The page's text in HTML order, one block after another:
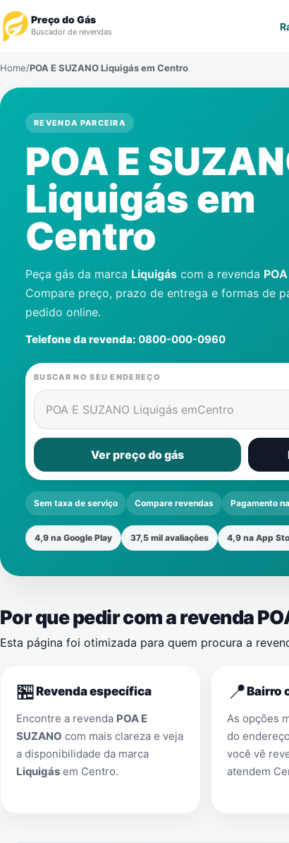
Preço do Gás
Buscador de revendas
Revendedor
Notícias
Cadastre-se
Gás
Home/POA E SUZANO Liquigás em Centro
REVENDA PARCEIRA
POA E
Liquigás em
Centro
Peça gás da marca Liquigás com a revenda
Compare preço, prazo de entrega e formas de
pedido online.
Telefone da revenda: 0800-000-0960
BUSCAR NO SEU ENDEREÇO
POA E SUZANO Liquigás emCentro
Ver preço do gás
Sem taxa de serviço Compare revendas Pagamento
4,9 na Google Play 37,5 mil avaliações 4,9 na App
Por que pedir com a revenda
Esta página foi otimizada para quem procura a
🏪Revenda específica
Encontre a revenda POA E
SUZANO com mais clareza e veja
a disponibilidade da marca
Liquigás em Centro.
📍Bairro
As opções
do
você vê
atendem